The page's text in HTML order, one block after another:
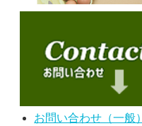
お問い合わせ（一般）